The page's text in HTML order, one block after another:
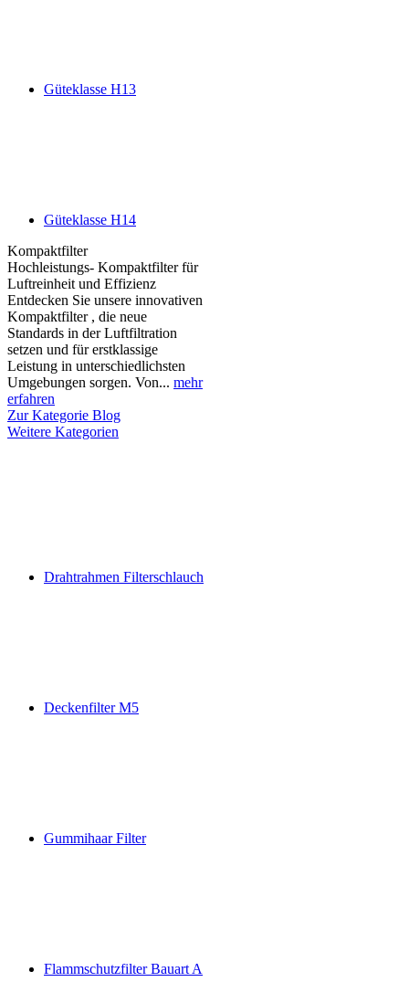
Güteklasse H13
Güteklasse H14
Kompaktfilter
Hochleistungs- Kompaktfilter für
Luftreinheit und Effizienz
Entdecken Sie unsere innovativen
Kompaktfilter , die neue
Standards in der Luftfiltration
setzen und für erstklassige
Leistung in unterschiedlichsten
Umgebungen sorgen. Von... mehr
erfahren
Zur Kategorie Blog
Weitere Kategorien
Drahtrahmen Filterschlauch
Deckenfilter M5
Gummihaar Filter
Flammschutzfilter Bauart A